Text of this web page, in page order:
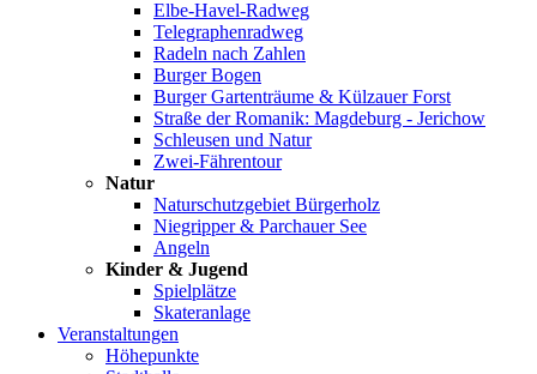
Elbe-Havel-Radweg
Telegraphenradweg
Radeln nach Zahlen
Burger Bogen
Burger Gartenträume & Külzauer Forst
Straße der Romanik: Magdeburg - Jerichow
Schleusen und Natur
Zwei-Fährentour
Natur
Naturschutzgebiet Bürgerholz
Niegripper & Parchauer See
Angeln
Kinder & Jugend
Spielplätze
Skateranlage
Veranstaltungen
Höhepunkte